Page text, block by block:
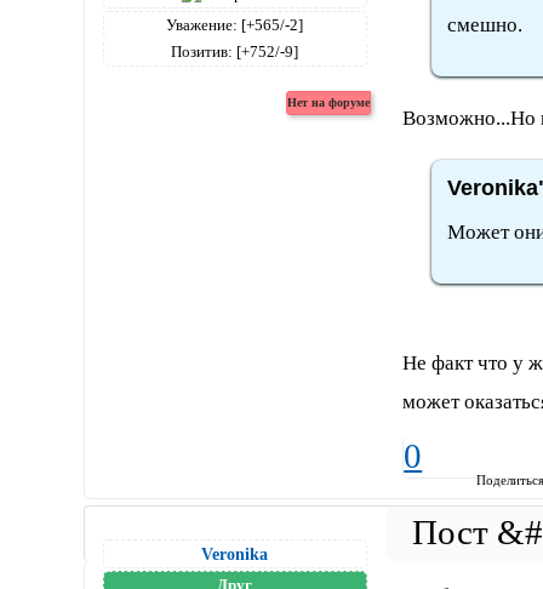
Уважение: [+565/-2]
Позитив: [+752/-9]
смешно.
Возможно...Но
Может
Не факт что у
может
0
Veronika
Друг